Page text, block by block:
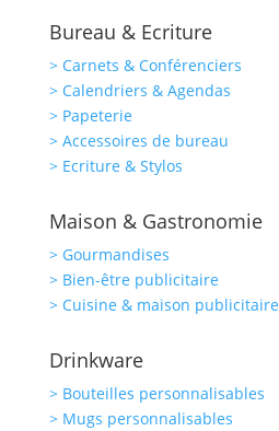
Bureau & Ecriture
> Carnets & Conférenciers
> Calendriers & Agendas
> Papeterie
> Accessoires de bureau
> Ecriture & Stylos
Maison & Gastronomie
> Gourmandises
> Bien-être publicitaire
> Cuisine & maison publicitaire
Drinkware
> Bouteilles personnalisables
> Mugs personnalisables